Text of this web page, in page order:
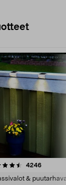
4246
&
4.5 viidestä